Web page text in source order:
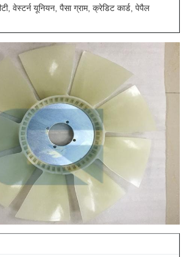
वेस्टर्न यूनियन, पैसा ग्राम, क्रेडिट कार्ड, पेपैल